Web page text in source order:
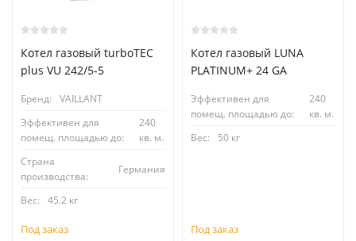
Котел газовый turboTEC
plus VU 242/5-5
Бренд:
VAILLANT
Эффективен для
помещ. площадью до:
240
кв. м.
Страна
производства:
Германия
Вес: 45.2 кг
Под заказ
Котел газовый LUNA
PLATINUM+ 24 GA
Эффективен для
помещ. площадью до:
240
кв. м.
Вес:
50 кг
Под заказ